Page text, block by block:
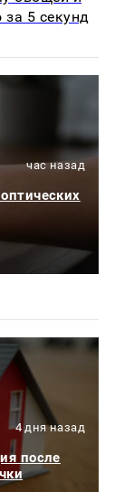
5 секунд
час назад
4 дня назад
после